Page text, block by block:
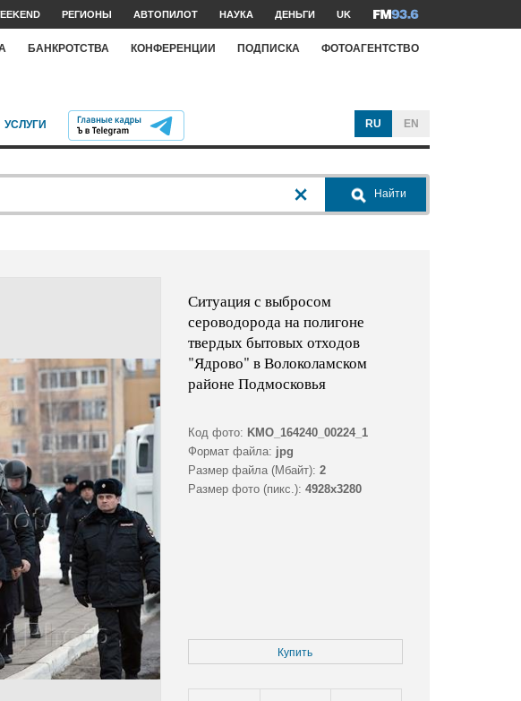
РЕГИОНЫ АВТОПИЛОТ НАУКА ДЕНЬГИ UK
БАНКРОТСТВА КОНФЕРЕНЦИИ ПОДПИСКА ФОТОАГЕНТСТВО
УСЛУГИ RU EN
Найти
Ситуация с выбросом
сероводорода на полигоне
твердых бытовых отходов
"Ядрово" в Волоколамском
районе Подмосковья
Код фото: KMO_164240_00224_1
Формат файла: jpg
Размер файла (Мбайт): 2
Размер фото (пикс.): 4928x3280
Купить